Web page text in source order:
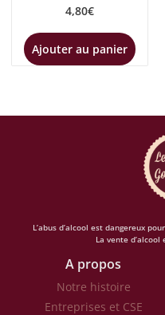
4,80€
Ajouter au panier
L’abus d’alcool est dangereux
La vente
A propos
Notre histoire
Entreprises et CSE